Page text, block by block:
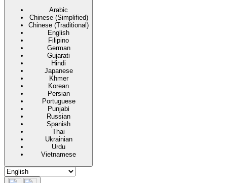
Arabic
Chinese (Simplified)
Chinese (Traditional)
English
Filipino
German
Gujarati
Hindi
Japanese
Khmer
Korean
Persian
Portuguese
Punjabi
Russian
Spanish
Thai
Ukrainian
Urdu
Vietnamese